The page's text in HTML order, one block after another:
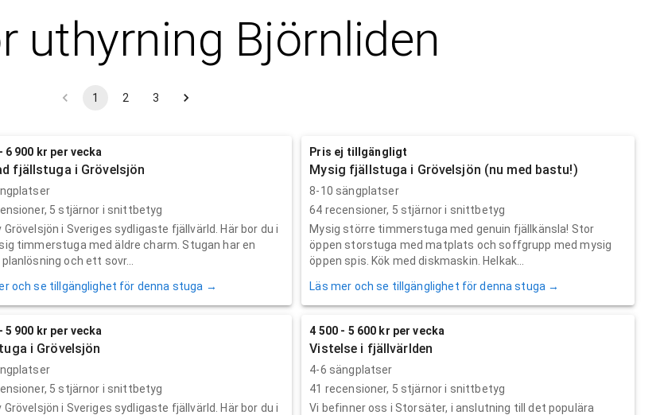
uthyrning Björnliden
1 2 3
6 900 kr per vecka
fjällstuga i Grövelsjön
5 stjärnor i snittbetyg
Grövelsjön i Sveriges sydligaste fjällvärld. Här bor du i
timmerstuga med äldre charm. Stugan har en
och ett sovr...
och se tillgänglighet för denna stuga →
Pris ej tillgängligt
Mysig fjällstuga i Grövelsjön (nu med bastu!)
8-10 sängplatser
64 recensioner, 5 stjärnor i snittbetyg
Mysig större timmerstuga med genuin fjällkänsla! Stor
öppen storstuga med matplats och soffgrupp med mysig
öppen spis. Kök med diskmaskin. Helkak...
Läs mer och se tillgänglighet för denna stuga →
5 900 kr per vecka
i Grövelsjön
5 stjärnor i snittbetyg
Grövelsjön i Sveriges sydligaste fjällvärld. Här bor du i
4 500 - 5 600 kr per vecka
Vistelse i fjällvärlden
4-6 sängplatser
41 recensioner, 5 stjärnor i snittbetyg
Vi befinner oss i Storsäter, i anslutning till det populära